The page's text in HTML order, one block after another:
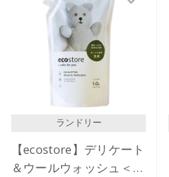
ランドリー
【ecostore】デリケート
＆ウールウォッシュ＜お